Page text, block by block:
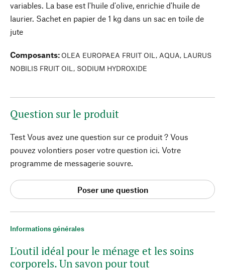
Informations générales
L'outil idéal pour le ménage et les soins
corporels. Un savon pour tout
variables. La base est l'huile d'olive, enrichie d'huile de
laurier. Sachet en papier de 1 kg dans un sac en toile de
jute
Composants: OLEA EUROPAEA FRUIT OIL, AQUA, LAURUS
NOBILIS FRUIT OIL, SODIUM HYDROXIDE
Question sur le produit
Test Vous avez une question sur ce produit ? Vous
pouvez volontiers poser votre question ici. Votre
programme de messagerie souvre.
Poser une question